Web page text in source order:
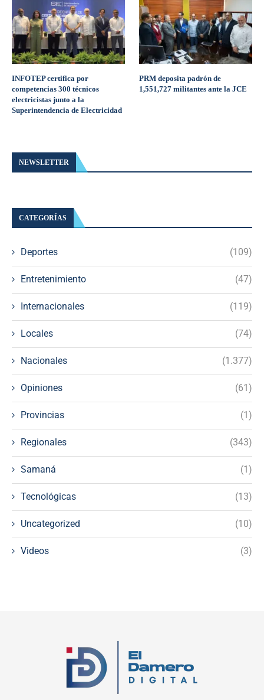
INFOTEP certifica por
competencias 300 técnicos
electricistas junto a la
Superintendencia de Electricidad
PRM deposita padrón de
1,551,727 militantes ante la JCE
NEWSLETTER
CATEGORÍAS
Deportes (109)
Entretenimiento (47)
Internacionales (119)
Locales (74)
Nacionales (1.377)
Opiniones (61)
Provincias (1)
Regionales (343)
Samaná (1)
Tecnológicas (13)
Uncategorized (10)
Videos (3)